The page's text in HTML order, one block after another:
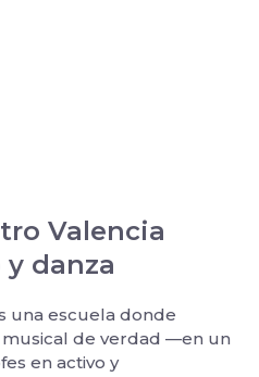
Valencia
danza
de verdad —en un
en activo y